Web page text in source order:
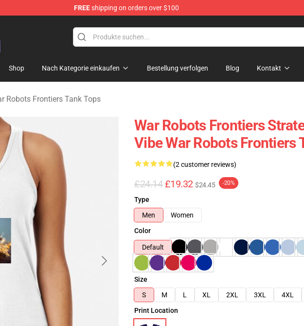
FREEshipping on orders over $100
Merchandise Store
Shop Nach Kategorie einkaufen Bestellung verfolgen Blog Kontakt
Robots Frontiers Tank Tops
War Robots Frontiers
Vibe War Robots Frontiers
(2 customer reviews)
£24.14 £19.32 $24.45 -20%
Type
Men
Women
Color
Default
Size
S
M L XL 2XL 3XL 4XL
Print Location